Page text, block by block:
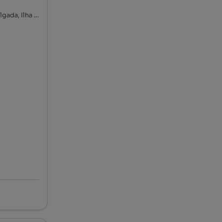
Rua Luís Soares de Sousa, Ponta Delgada (São José), Ponta Delgada, Ilha de São Miguel